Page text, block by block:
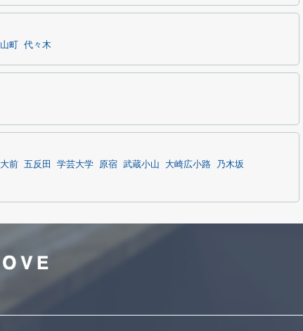
町 代々木
前 五反田 学芸大学 原宿 武蔵小山 大崎広小路
乃木坂